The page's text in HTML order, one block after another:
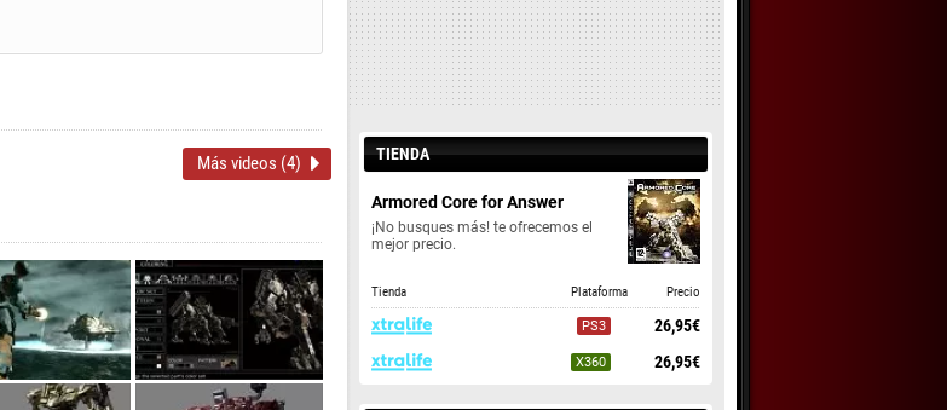
Más videos (4) TIENDA
Armored Core for Answer
¡No busques más! te ofrecemos el
mejor precio.
Tienda Plataforma Precio
PS3 26,95€
X360 26,95€